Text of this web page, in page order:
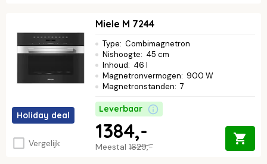
Holiday deal
Vergelijk
Miele M 7244
Type: Combimagnetron
Nishoogte: 45 cm
Inhoud: 46 l
Magnetronvermogen: 900 W
Magnetronstanden: 7
Leverbaar
Meestal 1629,-
1384,-